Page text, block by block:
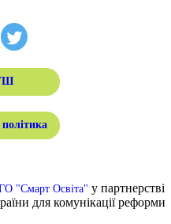
"Смарт Освіта" у партнерстві
для комунікації реформи